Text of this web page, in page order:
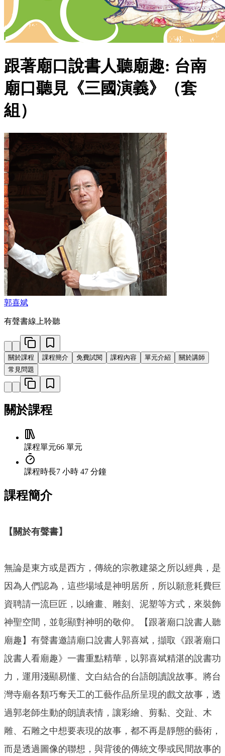
跟著廟口說書人聽廟趣: 台南
廟口聽見《三國演義》（套
組）
郭喜斌
有聲書線上聆聽
關於課程 課程簡介 免費試閱 課程內容 單元介紹
關於講師
常見問題
關於課程
課程單元66 單元
課程時長7 小時 47 分鐘
課程簡介
【關於有聲書】
無論是東方或是西方，傳統的宗教建築之所以經典，是
因為人們認為，這些場域是神明居所，所以願意耗費巨
資聘請一流巨匠，以繪畫、雕刻、泥塑等方式，來裝飾
神聖空間，並彰顯對神明的敬仰。【跟著廟口說書人聽
廟趣】有聲書邀請廟口說書人郭喜斌，擷取《跟著廟口
說書人看廟趣》一書重點精華，以郭喜斌精湛的說書功
力，運用淺顯易懂、文白結合的台語朗讀說故事。將台
灣寺廟各類巧奪天工的工藝作品所呈現的戲文故事，透
過郭老師生動的朗讀表情，讓彩繪、剪黏、交趾、木
雕、石雕之中想要表現的故事，都不再是靜態的藝術，
而是透過圖像的聯想，與背後的傳統文學或民間故事的